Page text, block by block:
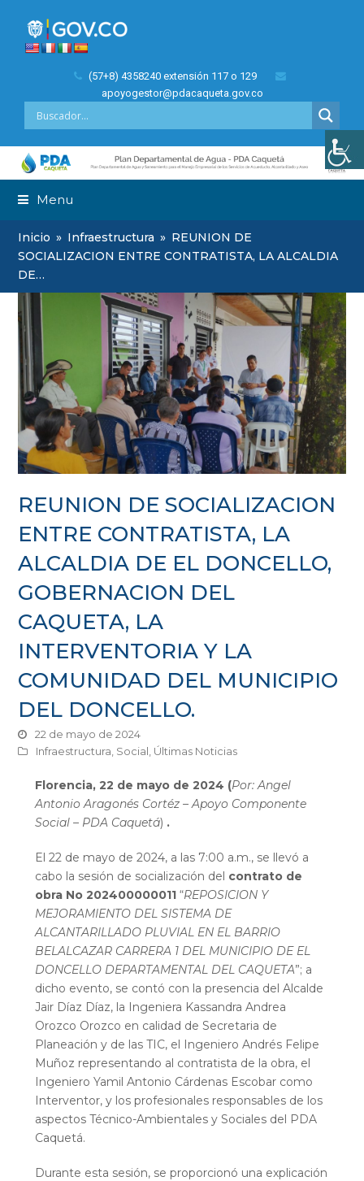
(57+8) 4358240 extensión 117 o 129
apoyogestor@pdacaqueta.gov.co
Menu
Inicio » Infraestructura » REUNION DE
SOCIALIZACION ENTRE CONTRATISTA, LA ALCALDIA
DE…
REUNION DE SOCIALIZACION
ENTRE CONTRATISTA, LA
ALCALDIA DE EL DONCELLO,
GOBERNACION DEL
CAQUETA, LA
INTERVENTORIA Y LA
COMUNIDAD DEL MUNICIPIO
DEL DONCELLO.
22 de mayo de 2024
Infraestructura Social Últimas Noticias
Florencia, 22 de mayo de 2024 (Por: Angel
Antonio Aragonés Cortéz – Apoyo Componente
Social – PDA Caquetá) .
El 22 de mayo de 2024, a las 7:00 a.m., se llevó a
cabo la sesión de socialización del contrato de
obra No 202400000011“REPOSICION Y
MEJORAMIENTO DEL SISTEMA DE
ALCANTARILLADO PLUVIAL EN EL BARRIO
BELALCAZAR CARRERA 1 DEL MUNICIPIO DE EL
DONCELLO DEPARTAMENTAL DEL CAQUETA”; a
dicho evento, se contó con la presencia del Alcalde
Jair Díaz Díaz, la Ingeniera Kassandra Andrea
Orozco Orozco en calidad de Secretaria de
Planeación y de las TIC, el Ingeniero Andrés Felipe
Muñoz representando al contratista de la obra, el
Ingeniero Yamil Antonio Cárdenas Escobar como
Interventor, y los profesionales responsables de los
aspectos Técnico-Ambientales y Sociales del PDA
Caquetá.
Durante esta sesión, se proporcionó una explicación